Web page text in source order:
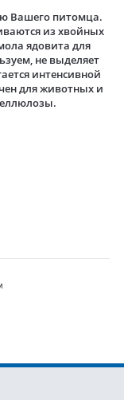
Вашего питомца.
из хвойных
ядовита для
не выделяет
интенсивной
для животных и